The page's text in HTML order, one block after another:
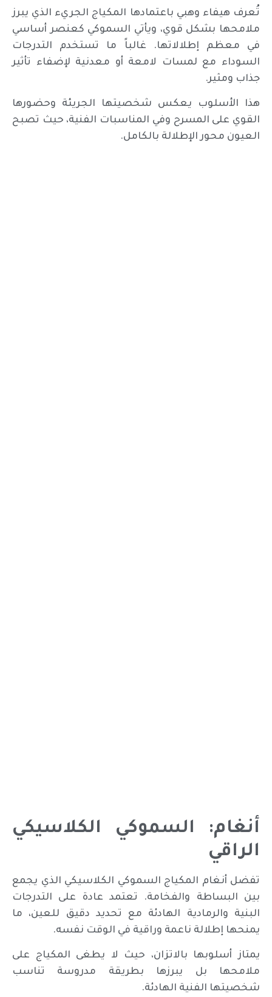
تُعرف هيفاء وهبي باعتمادها المكياج الجريء الذي يبرز
ملامحها بشكل قوي، ويأتي السموكي كعنصر أساسي
في معظم إطلالاتها. غالباً ما تستخدم التدرجات
السوداء مع لمسات لامعة أو معدنية لإضفاء تأثير
جذاب ومثير.
هذا الأسلوب يعكس شخصيتها الجريئة وحضورها
القوي على المسرح وفي المناسبات الفنية، حيث تصبح
العيون محور الإطلالة بالكامل.
أنغام: السموكي الكلاسيكي
الراقي
تفضل أنغام المكياج السموكي الكلاسيكي الذي يجمع
بين البساطة والفخامة. تعتمد عادة على التدرجات
البنية والرمادية الهادئة مع تحديد دقيق للعين، ما
يمنحها إطلالة ناعمة وراقية في الوقت نفسه.
يمتاز أسلوبها بالاتزان، حيث لا يطغى المكياج على
ملامحها بل يبرزها بطريقة مدروسة تناسب
شخصيتها الفنية الهادئة.